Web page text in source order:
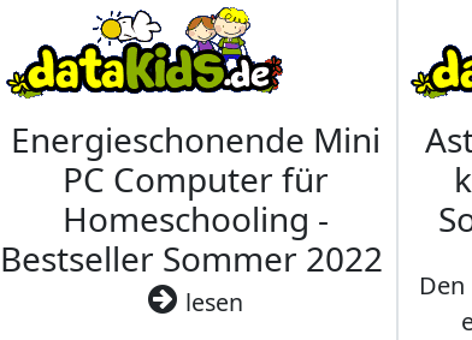
Energieschonende Mini
PC Computer für
Homeschooling -
Bestseller Sommer 2022
lesen